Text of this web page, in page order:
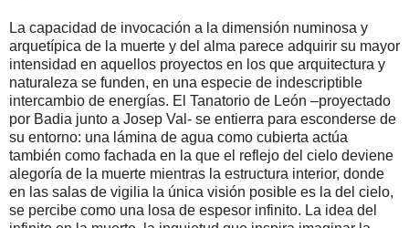
La capacidad de invocación a la dimensión numinosa y
arquetípica de la muerte y del alma parece adquirir su mayor
intensidad en aquellos proyectos en los que arquitectura y
naturaleza se funden, en una especie de indescriptible
intercambio de energías. El Tanatorio de León –proyectado
por Badia junto a Josep Val- se entierra para esconderse de
su entorno: una lámina de agua como cubierta actúa
también como fachada en la que el reflejo del cielo deviene
alegoría de la muerte mientras la estructura interior, donde
en las salas de vigilia la única visión posible es la del cielo,
se percibe como una losa de espesor infinito. La idea del